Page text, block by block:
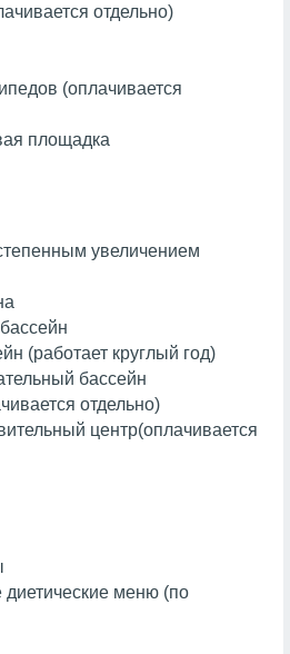
отдельно)
(оплачивается
площадка
увеличением
(работает круглый год)
бассейн
отдельно)
центр(оплачивается
меню (по